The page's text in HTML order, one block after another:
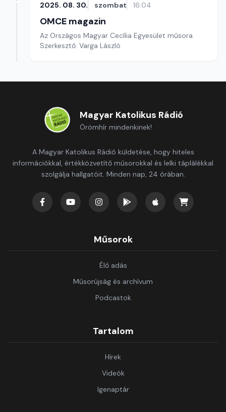
2025. 08. 30. szombat 16:04
OMCE magazin
Az Országos Magyar Cecília Egyesület műsora
Szerkesztő: Varga László
Magyar Katolikus Rádió
Örömhír mindenkinek!
A Magyar Katolikus Rádió küldetése, hogy hiteles
információkkal, értékközvetítő műsorokkal és lelki táplálékkal
szolgálja hallgatóit. Minden nap, 24 órában.
Műsorok
Élő adás
Műsorújság és archívum
Podcastok
Tartalom
Hírek
Videók
Igenaptár